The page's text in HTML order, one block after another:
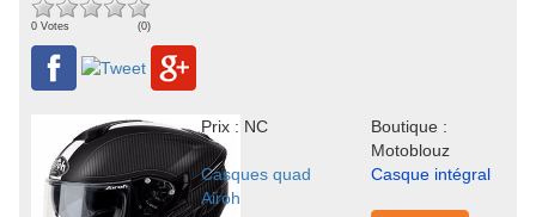
0 Votes (0)
Prix : NC
Boutique :
Motoblouz
Casques quad
Airoh
Casque intégral